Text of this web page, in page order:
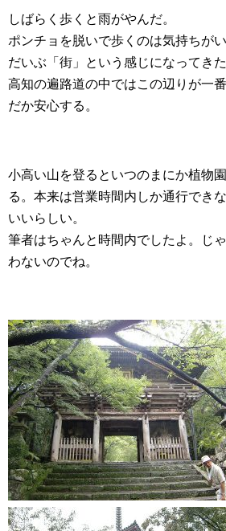
しばらく歩くと雨がやんだ。
ポンチョを脱いで歩くのは気持ちがい
だいぶ「街」という感じになってきた
高知の遍路道の中ではこの辺りが一
だか安心する。
小高い山を登るといつのまにか植物
る。本来は営業時間内しか通行でき
いいらしい。
筆者はちゃんと時間内でしたよ。じ
わないのでね。